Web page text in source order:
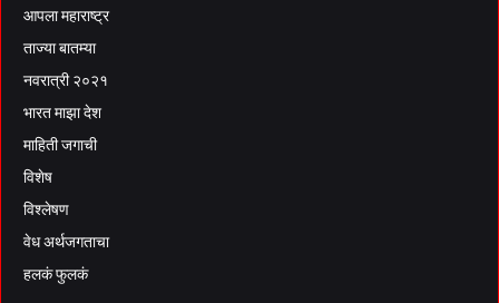
आपला महाराष्ट्र
ताज्या बातम्या
नवरात्री २०२१
भारत माझा देश
माहिती जगाची
विशेष
विश्लेषण
वेध अर्थजगताचा
हलकं फुलकं